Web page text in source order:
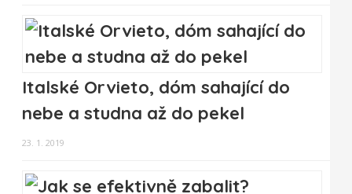
Italské Orvieto, dóm sahající do
nebe a studna až do pekel
23. 1. 2019